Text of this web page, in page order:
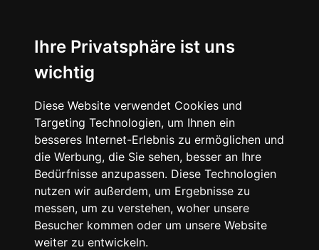
Ihre Privatsphäre ist uns
wichtig
Diese Website verwendet Cookies und
Targeting Technologien, um Ihnen ein
besseres Internet-Erlebnis zu ermöglichen und
die Werbung, die Sie sehen, besser an Ihre
Bedürfnisse anzupassen. Diese Technologien
nutzen wir außerdem, um Ergebnisse zu
messen, um zu verstehen, woher unsere
Besucher kommen oder um unsere Website
weiter zu entwickeln.